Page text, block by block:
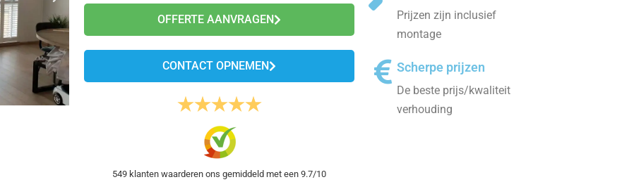
OFFERTE AANVRAGEN
CONTACT OPNEMEN
549 klanten waarderen ons gemiddeld met een9.7/10
Prijzen zijn inclusief
montage
Scherpe prijzen
De beste prijs/kwaliteit
verhouding